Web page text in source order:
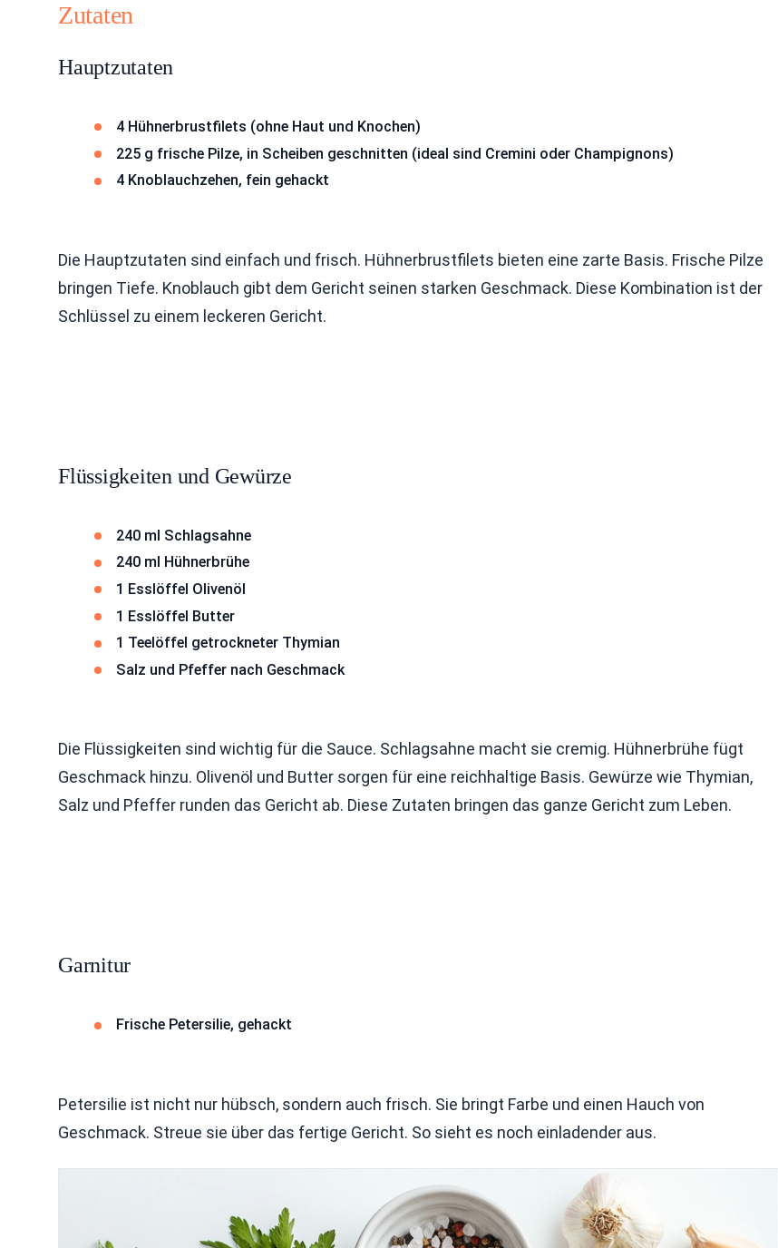
Zutaten
Hauptzutaten
4 Hühnerbrustfilets (ohne Haut und Knochen)
225 g frische Pilze, in Scheiben geschnitten (ideal sind Cremini oder Champignons)
4 Knoblauchzehen, fein gehackt
Die Hauptzutaten sind einfach und frisch. Hühnerbrustfilets bieten eine zarte Basis. Frische Pilze
bringen Tiefe. Knoblauch gibt dem Gericht seinen starken Geschmack. Diese Kombination ist der
Schlüssel zu einem leckeren Gericht.
Flüssigkeiten und Gewürze
240 ml Schlagsahne
240 ml Hühnerbrühe
1 Esslöffel Olivenöl
1 Esslöffel Butter
1 Teelöffel getrockneter Thymian
Salz und Pfeffer nach Geschmack
Die Flüssigkeiten sind wichtig für die Sauce. Schlagsahne macht sie cremig. Hühnerbrühe fügt
Geschmack hinzu. Olivenöl und Butter sorgen für eine reichhaltige Basis. Gewürze wie Thymian,
Salz und Pfeffer runden das Gericht ab. Diese Zutaten bringen das ganze Gericht zum Leben.
Garnitur
Frische Petersilie, gehackt
Petersilie ist nicht nur hübsch, sondern auch frisch. Sie bringt Farbe und einen Hauch von
Geschmack. Streue sie über das fertige Gericht. So sieht es noch einladender aus.